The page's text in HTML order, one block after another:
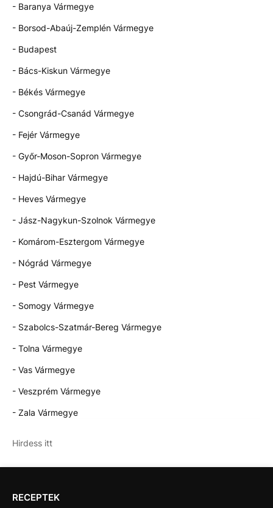
- Baranya Vármegye
- Borsod-Abaúj-Zemplén Vármegye
- Budapest
- Bács-Kiskun Vármegye
- Békés Vármegye
- Csongrád-Csanád Vármegye
- Fejér Vármegye
- Győr-Moson-Sopron Vármegye
- Hajdú-Bihar Vármegye
- Heves Vármegye
- Jász-Nagykun-Szolnok Vármegye
- Komárom-Esztergom Vármegye
- Nógrád Vármegye
- Pest Vármegye
- Somogy Vármegye
- Szabolcs-Szatmár-Bereg Vármegye
- Tolna Vármegye
- Vas Vármegye
- Veszprém Vármegye
- Zala Vármegye
Hirdess itt
RECEPTEK